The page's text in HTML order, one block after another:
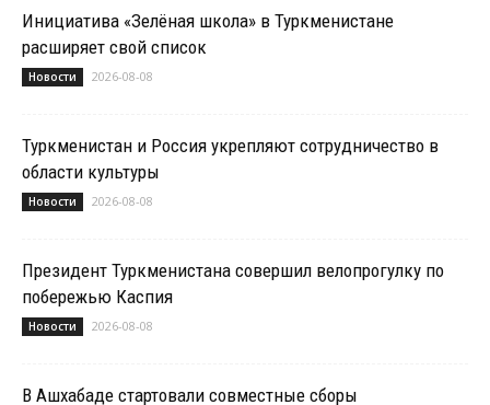
Инициатива «Зелёная школа» в Туркменистане
расширяет свой список
Новости 2026-08-08
Туркменистан и Россия укрепляют сотрудничество в
области культуры
Новости 2026-08-08
Президент Туркменистана совершил велопрогулку по
побережью Каспия
Новости 2026-08-08
В Ашхабаде стартовали совместные сборы